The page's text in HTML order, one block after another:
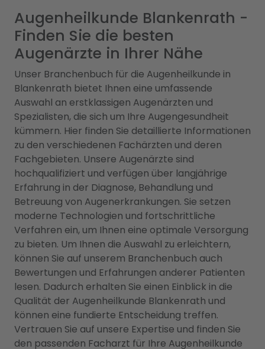
Augenheilkunde Blankenrath -
Finden Sie die besten
Augenärzte in Ihrer Nähe
Unser Branchenbuch für die Augenheilkunde in
Blankenrath bietet Ihnen eine umfassende
Auswahl an erstklassigen Augenärzten und
Spezialisten, die sich um Ihre Augengesundheit
kümmern. Hier finden Sie detaillierte Informationen
zu den verschiedenen Fachärzten und deren
Fachgebieten. Unsere Augenärzte sind
hochqualifiziert und verfügen über langjährige
Erfahrung in der Diagnose, Behandlung und
Betreuung von Augenerkrankungen. Sie setzen
moderne Technologien und fortschrittliche
Verfahren ein, um Ihnen eine optimale Versorgung
zu bieten. Um Ihnen die Auswahl zu erleichtern,
können Sie auf unserem Branchenbuch auch
Bewertungen und Erfahrungen anderer Patienten
lesen. Dadurch erhalten Sie einen Einblick in die
Qualität der Augenheilkunde Blankenrath und
können eine fundierte Entscheidung treffen.
Vertrauen Sie auf unsere Expertise und finden Sie
den passenden Facharzt für Ihre Augenheilkunde